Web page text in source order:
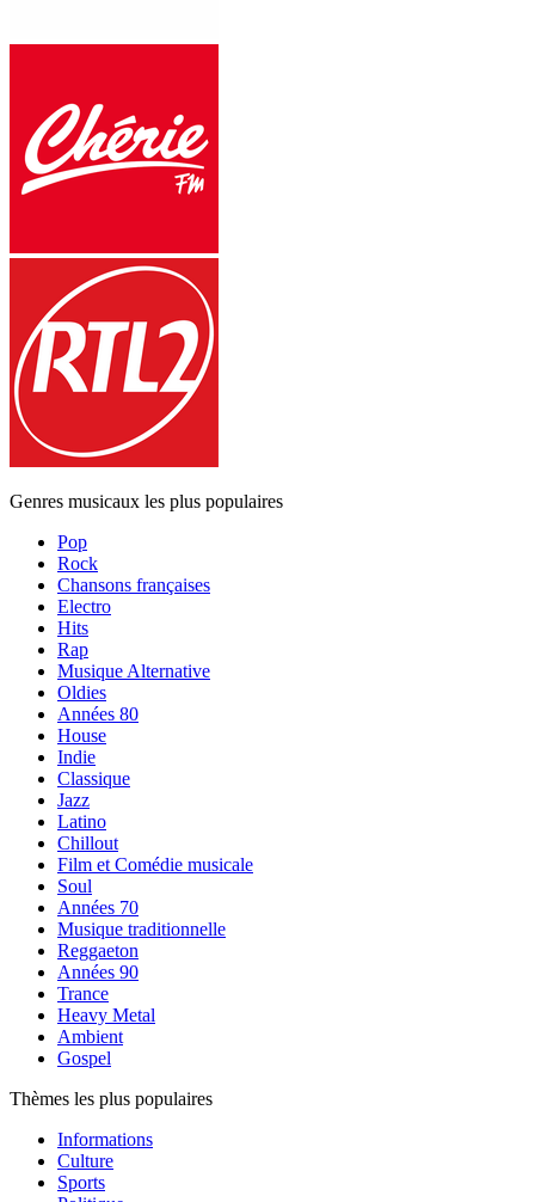
Genres musicaux les plus populaires
Pop
Rock
Chansons françaises
Electro
Hits
Rap
Musique Alternative
Oldies
Années 80
House
Indie
Classique
Jazz
Latino
Chillout
Film et Comédie musicale
Soul
Années 70
Musique traditionnelle
Reggaeton
Années 90
Trance
Heavy Metal
Ambient
Gospel
Thèmes les plus populaires
Informations
Culture
Sports